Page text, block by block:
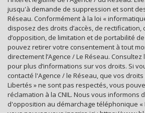
Bureau de poste
Mairie
Presse et Tabac
statistiques
Nombre d'habitants
jusqu'à demande de suppression et sont
Réseau. Conformément à la loi «
disposez des droits d’accès, de rectification,
d’opposition, de limitation et de portabilité
pouvez retirer votre consentement à tout
directement l’Agence / Le Réseau.
pour plus d’informations sur vos droits. Si
contacté l'Agence / le Réseau, que vos
Libertés » ne sont pas respectés, vous
réclamation à la CNIL. Nous vous informons
d'opposition au démarchage téléphonique «